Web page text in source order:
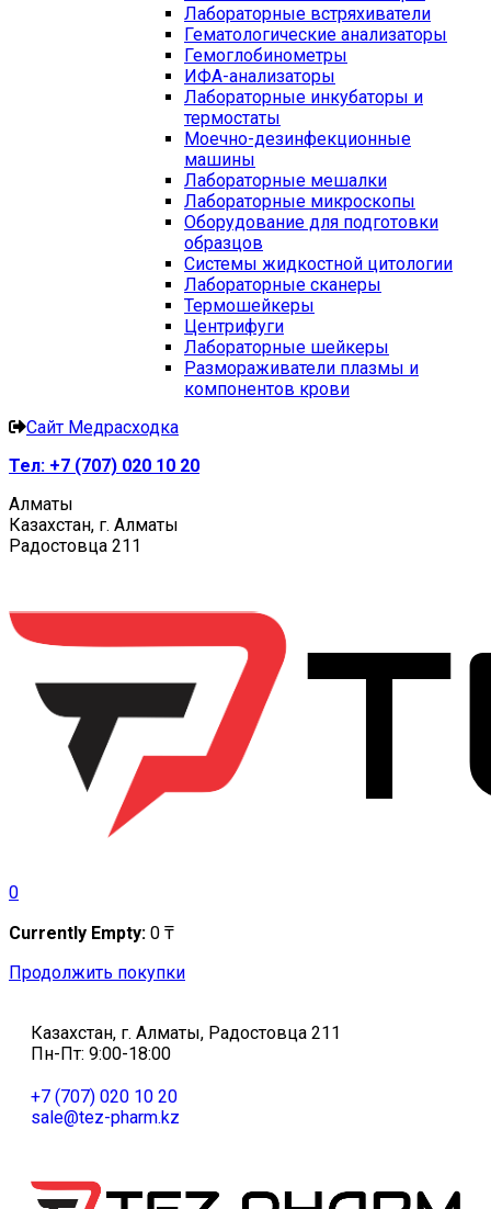
Лабораторные встряхиватели
Гематологические анализаторы
Гемоглобинометры
ИФА-анализаторы
Лабораторные инкубаторы и
термостаты
Моечно-дезинфекционные
машины
Лабораторные мешалки
Лабораторные микроскопы
Оборудование для подготовки
образцов
Системы жидкостной цитологии
Лабораторные сканеры
Термошейкеры
Центрифуги
Лабораторные шейкеры
Размораживатели плазмы и
компонентов крови
Сайт Медрасходка
Тел: +7 (707) 020 10 20
Алматы
Казахстан, г. Алматы
Радостовца 211
0
Currently Empty: 0 ₸
Продолжить покупки
Казахстан, г. Алматы, Радостовца 211
Пн-Пт: 9:00-18:00
+7 (707) 020 10 20
sale@tez-pharm.kz